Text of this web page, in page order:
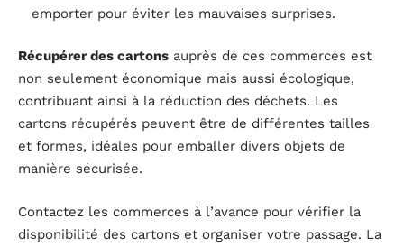
emporter pour éviter les mauvaises surprises.
Récupérer des cartons auprès de ces commerces est
non seulement économique mais aussi écologique,
contribuant ainsi à la réduction des déchets. Les
cartons récupérés peuvent être de différentes tailles
et formes, idéales pour emballer divers objets de
manière sécurisée.
Contactez les commerces à l’avance pour vérifier la
disponibilité des cartons et organiser votre passage. La